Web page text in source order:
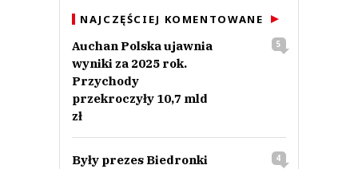
NAJCZĘŚCIEJ KOMENTOWANE
Auchan Polska ujawnia
wyniki za 2025 rok.
Przychody
przekroczyły 10,7 mld
zł
5
Były prezes Biedronki
4